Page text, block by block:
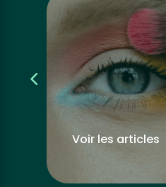
Voir les articles